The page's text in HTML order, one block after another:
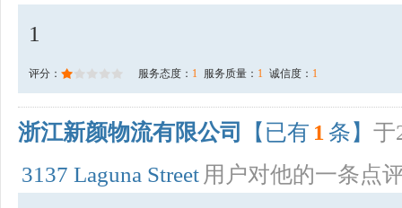
1
评分： 服务态度： 1 服务质量： 1 诚信度： 1
浙江新颜物流有限公司 【已有 1 条】 于
3137 Laguna Street 用户对他的一条点